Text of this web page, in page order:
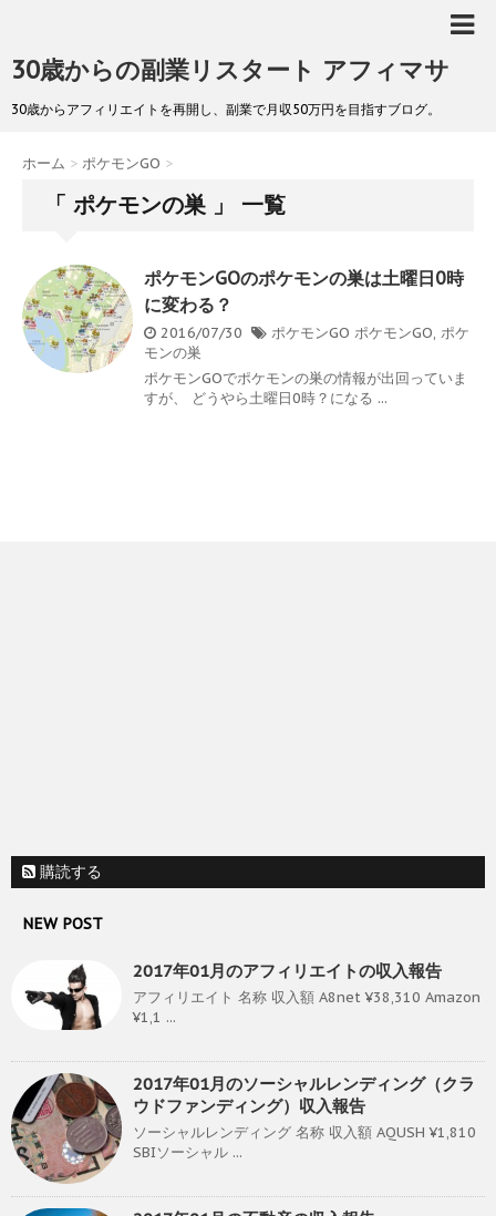
30歳からの副業リスタート アフィマサ
30歳からアフィリエイトを再開し、副業で月収50万円を目指すブログ。
ホーム > ポケモンGO >
「 ポケモンの巣 」 一覧
ポケモンGOのポケモンの巣は土曜日0時
に変わる？
2016/07/30 ポケモンGO ポケモンGO, ポケ
モンの巣
ポケモンGOでポケモンの巣の情報が出回っていま
すが、 どうやら土曜日0時？になる ...
購読する
NEW POST
2017年01月のアフィリエイトの収入報告
アフィリエイト 名称 収入額 A8net ¥38,310 Amazon
¥1,1 ...
2017年01月のソーシャルレンディング（クラ
ウドファンディング）収入報告
ソーシャルレンディング 名称 収入額 AQUSH ¥1,810
SBIソーシャル ...